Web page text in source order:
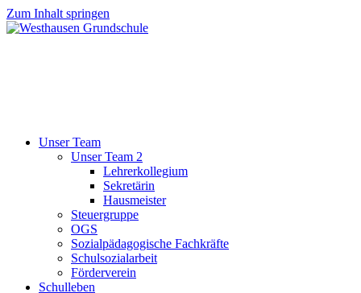
Zum Inhalt springen
Unser Team
Unser Team 2
Lehrerkollegium
Sekretärin
Hausmeister
Steuergruppe
OGS
Sozialpädagogische Fachkräfte
Schulsozialarbeit
Förderverein
Schulleben